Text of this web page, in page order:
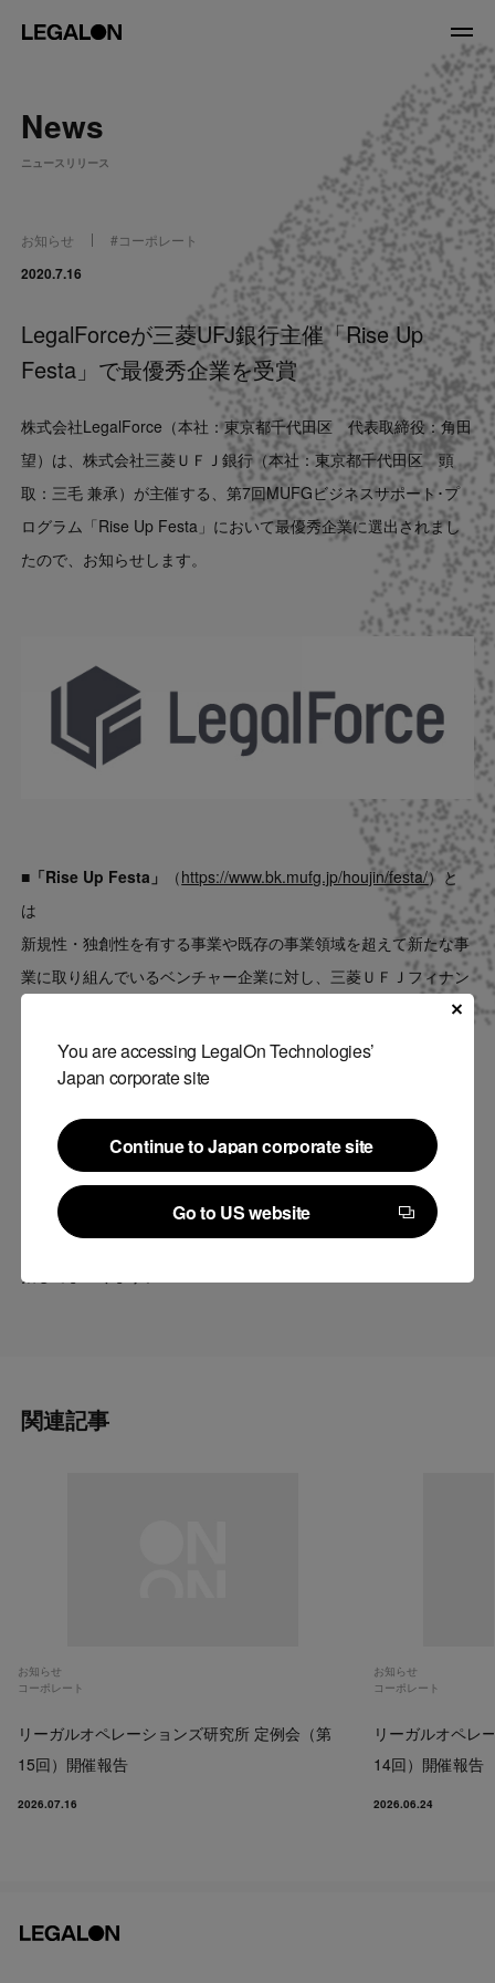
About
役員紹介
Service
News
LegalOn Now
Contact
You are accessing LegalOn Technologies’
Japan corporate site
Continue to Japan corporate site
Continue to Japan corporate site
Go to US website
Go to US website
News
ニュースリリース
お知らせ #コーポレート
2020.7.16
LegalForceが三菱UFJ銀行主催「Rise Up
Festa」で最優秀企業を受賞
株式会社LegalForce（本社：東京都千代田区 代表取締役：角田
望）は、株式会社三菱ＵＦＪ銀行 （本社：東京都千代田区頭
取：三毛 兼承）が主催する、第7回MUFGビジネスサポート･プ
ログラム「Rise Up Festa」において最優秀企業に選出されまし
たので、お知らせします。
■「Rise Up Festa」 （https://www.bk.mufg.jp/houjin/festa/）と
は
新規性・独創性を有する事業や既存の事業領域を超えて新たな事
業に取り組んでいるベンチャー企業に対し、三菱ＵＦＪフィナン
シャル・グループ (MUFG)のネットワークや経営支援等これまで
に培ってきた豊富なノウハウを最大限活かし、 今後の成長が期
待される4分野で、新たな事業にチャレンジする企業をRise Up
株式会社LegalForceは、本受賞を受けて、MUFGの支援も受けな
がら、今後も最新のテクノロジーと法務の知見を組み合わせ、ミ
ッションである「全ての契約リスクを制御可能にする」ことを目
指してまいります。
関連記事
お知らせ
コーポレート
リーガルオペレーションズ研究所 定例会（第
15回）開催報告
2026.07.16
お知らせ
コーポレート
リーガルオペレ
14回）開催報告
2026.06.24